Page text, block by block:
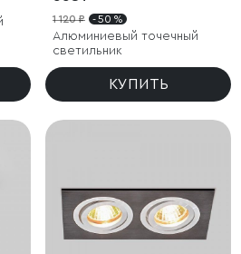
1 120 ₽ - 50 %
Алюминиевый точечный
светильник
КУПИТЬ